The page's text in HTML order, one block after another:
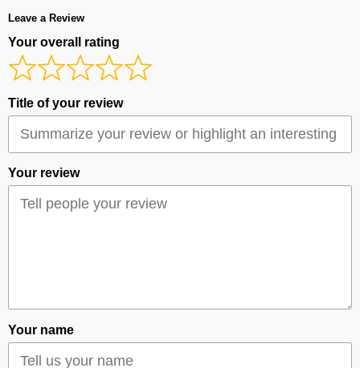
Leave a Review
Your overall rating
Title of your review
Your review
Your name